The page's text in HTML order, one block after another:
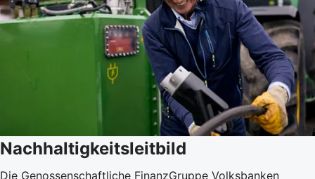
Nachhaltigkeitsleitbild
Die Genossenschaftliche FinanzGruppe Volksbanken